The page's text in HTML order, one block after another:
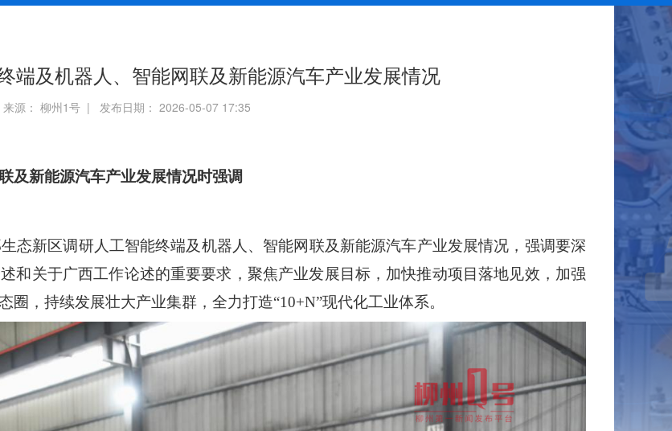
端及机器人、智能网联及新能源汽车产业发展情况
来源： 柳州1号 | 发布日期： 2026-05-07 17:35
及新能源汽车产业发展情况时强调
态新区调研人工智能终端及机器人、智能网联及新能源汽车产业发展情况，强调要深
和关于广西工作论述的重要要求，聚焦产业发展目标，加快推动项目落地见效，加强
圈，持续发展壮大产业集群，全力打造“10+N”现代化工业体系。